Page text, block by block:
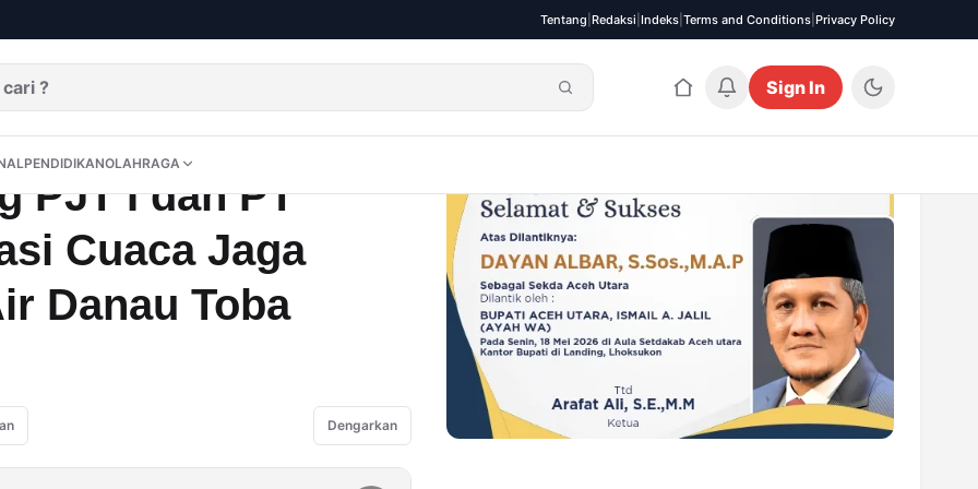
Tentang Redaksi Indeks Terms and Conditions Privacy Policy
OPININUSANTARAINTERNASIONALPENDIDIKANOLAHRAGA
Sign In
PENDIDIKANOLAHRAGA
Modifikasi Cuaca Jaga Ketersediaan Air Danau Toba
PJT I dan PT
Cuaca Jaga
Danau Toba
Dengarkan